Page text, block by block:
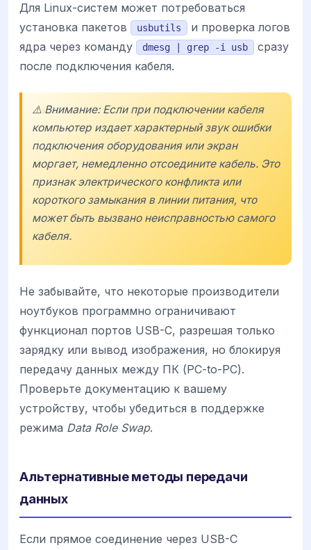
Для Linux-систем может потребоваться
установка пакетов
usbutils
и проверка логов
ядра через команду
dmesg | grep -i usb
сразу
после подключения кабеля.
⚠️ Внимание: Если при подключении кабеля
компьютер издает характерный звук ошибки
подключения оборудования или экран
моргает, немедленно отсоедините кабель. Это
признак электрического конфликта или
короткого замыкания в линии питания, что
может быть вызвано неисправностью самого
кабеля.
Не забывайте, что некоторые производители
ноутбуков программно ограничивают
функционал портов USB-C, разрешая только
зарядку или вывод изображения, но блокируя
передачу данных между ПК (PC-to-PC).
Проверьте документацию к вашему
устройству, чтобы убедиться в поддержке
режима Data Role Swap.
Альтернативные методы передачи
данных
Если прямое соединение через USB-C